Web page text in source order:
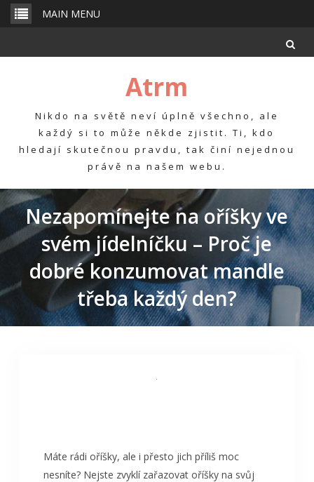
Skip
MAIN MENU
Atrm
Nikdo na světě neví úplně všechno, ale
každý si to může někde zjistit. Ti, kdo
hledají skutečnou pravdu, tak činí nejednou
právě na našem webu.
Nezapomínejte na oříšky ve
svém jídelníčku – Proč je
dobré konzumovat mandle
třeba každý den?
Máte rádi oříšky, ale i přesto jich příliš moc
nesníte? Nejste zvyklí zařazovat oříšky na svůj